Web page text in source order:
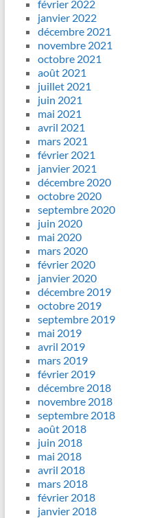
février 2022
janvier 2022
décembre 2021
novembre 2021
octobre 2021
août 2021
juillet 2021
juin 2021
mai 2021
avril 2021
mars 2021
février 2021
janvier 2021
décembre 2020
octobre 2020
septembre 2020
juin 2020
mai 2020
mars 2020
février 2020
janvier 2020
décembre 2019
octobre 2019
septembre 2019
mai 2019
avril 2019
mars 2019
février 2019
décembre 2018
novembre 2018
septembre 2018
août 2018
juin 2018
mai 2018
avril 2018
mars 2018
février 2018
janvier 2018